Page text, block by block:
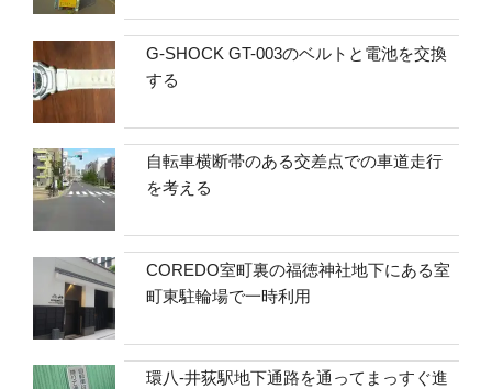
G-SHOCK GT-003のベルトと電池を交換
する
自転車横断帯のある交差点での車道走行
を考える
COREDO室町裏の福徳神社地下にある室
町東駐輪場で一時利用
環八-井荻駅地下通路を通ってまっすぐ進